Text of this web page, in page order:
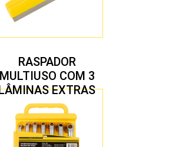
RASPADOR
MULTIUSO COM 3
EXTRAS